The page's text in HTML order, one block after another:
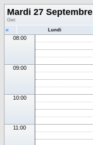
Mardi 27 Septembre
Giet
« Lundi
08:00
09:00
10:00
11:00